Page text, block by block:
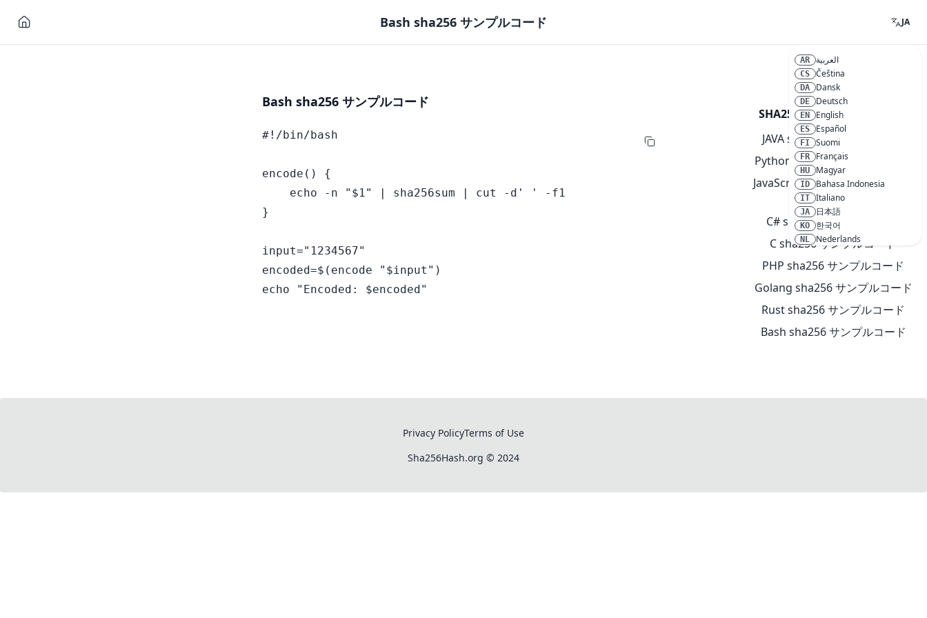
Bash sha256 サンプルコード JA
AR العربية
CS Čeština
DA Dansk
DE Deutsch
EN English
ES Español
FI Suomi
FR Français
HU Magyar
ID Bahasa Indonesia
IT Italiano
JA 日本語
KO 한국어
NL Nederlands
Polski
PT Português
RU Русский
SV Svenska
TR Türkçe
Bash sha256 サンプルコード
#!/bin/bash
encode() {
    echo -n "$1" | sha256sum | cut -d' ' -f1
}
input="1234567"
encoded=$(encode "$input")
SHA256Hash コードサンプル
JAVA sha256 サンプルコード
Python sha256 サンプルコード
JavaScript sha256 サンプルコー
ド
C# sha256 サンプルコード
C sha256 サンプルコード
PHP sha256 サンプルコード
Golang sha256 サンプルコード
Rust sha256 サンプルコード
Bash sha256 サンプルコード
Privacy PolicyTerms of Use
Sha256Hash.org © 2024